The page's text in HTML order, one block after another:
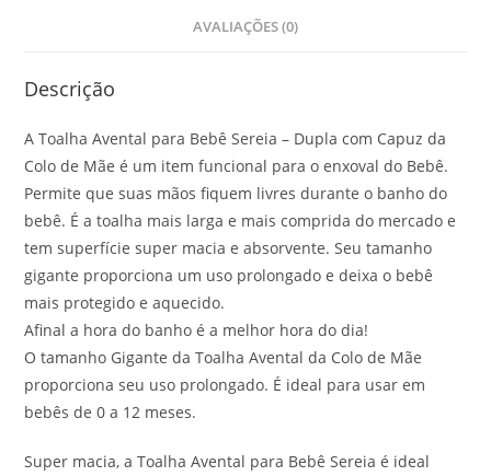
AVALIAÇÕES (0)
Descrição
A Toalha Avental para Bebê Sereia – Dupla com Capuz da
Colo de Mãe é um item funcional para o enxoval do Bebê.
Permite que suas mãos fiquem livres durante o banho do
bebê. É a toalha mais larga e mais comprida do mercado e
tem superfície super macia e absorvente. Seu tamanho
gigante proporciona um uso prolongado e deixa o bebê
mais protegido e aquecido.
Afinal a hora do banho é a melhor hora do dia!
O tamanho Gigante da Toalha Avental da Colo de Mãe
proporciona seu uso prolongado. É ideal para usar em
bebês de 0 a 12 meses.
Super macia, a Toalha Avental para Bebê Sereia é ideal